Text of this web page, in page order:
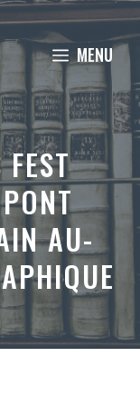
MENU
AU-